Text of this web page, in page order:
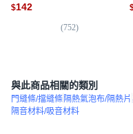
$142
(752)
與此商品相關的類別
門縫條/擋縫條 隔熱氣泡布/隔熱片
隔音材料/吸音材料